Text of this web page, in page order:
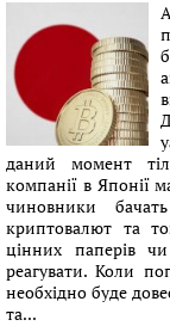
даний момент
компанії в Японії
чиновники
криптовалют та
цінних паперів
реагувати. Коли
необхідно буде
та...